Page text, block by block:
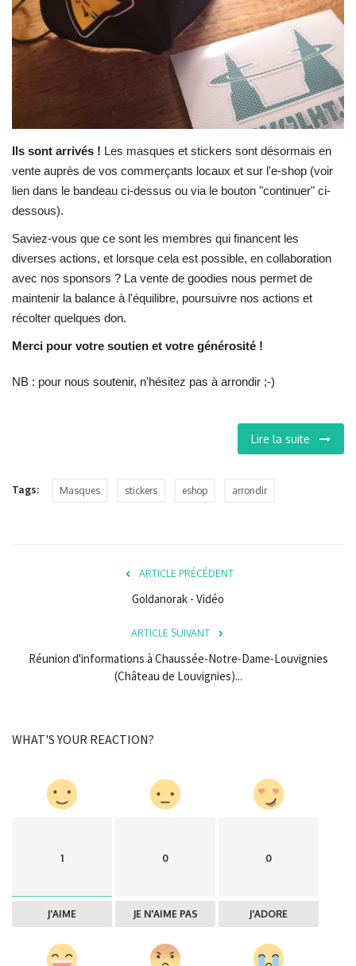
Contacts
Ils sont arrivés ! Les masques et stickers sont désormais en
vente auprès de vos commerçants locaux et sur l'e-shop (voir
lien dans le bandeau ci-dessus ou via le bouton "continuer" ci-
dessous).
Saviez-vous que ce sont les membres qui financent les
diverses actions, et lorsque cela est possible, en collaboration
avec nos sponsors ? La vente de goodies nous permet de
maintenir la balance à l'équilibre, poursuivre nos actions et
récolter quelques don.
Merci pour votre soutien et votre générosité !
NB : pour nous soutenir, n'hésitez pas à arrondir ;-)
Lire la suite
Tags: Masques stickers eshop arrondir
ARTICLE PRÉCÉDENT
Goldanorak - Vidéo
ARTICLE SUIVANT
Réunion d'informations à Chaussée-Notre-Dame-Louvignies
(Château de Louvignies)...
WHAT'S YOUR REACTION?
1
J'AIME
0
JE N'AIME PAS
0
J'ADORE